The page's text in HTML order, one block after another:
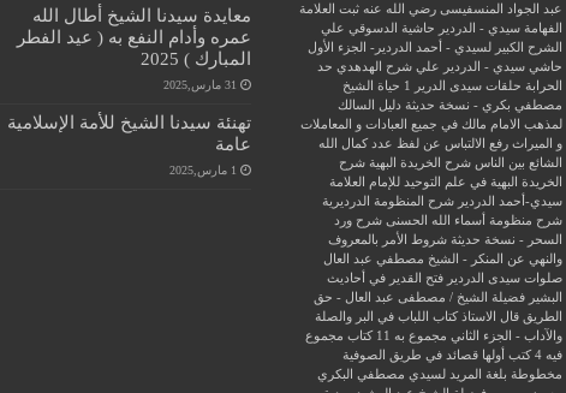
عبد الجواد المنسفيسى رضي الله عنه ثبت العلامة
الفهامة سيدي - الدردير
حاشية الدسوقي علي
الشرح الكبير لسيدي - أحمد الدردير- الجزء الأول
حاشي سيدي - الدردير علي شرح الهدهدي حد
الحرابة حلقات سيدى الدرير 1
حياة الشيخ
مصطفي بكري - نسخة حديثة دليل السالك
لمذهب الامام مالك في جميع العبادات و المعاملات
و الميراث رفع الالتباس عن لفظ عدد كمال الله
الشائع بين الناس شرح الخريدة البهية شرح
الخريدة البهية في علم التوحيد للإمام العلامة
سيدي-أحمد الدردير شرح المنظومة الدرديرية
شرح منظومة أسماء الله الحسنى شرح ورد
السحر - نسخة حديثة شروط الأمر بالمعروف
والنهي عن المنكر - الشيخ مصطفي عبد العال
صلوات سيدى الدردير فتح القدير في أحاديث
البشير فضيلة الشيخ / مصطفى عبد العال - حق
الطريق
قال الاستاذ كتاب اللباب في البر والصلة
والآداب - الجزء الثاني مجموع به 11 كتاب
مجموع
فيه 4 كتب أولها قصائد في طريق الصوفية
مخطوطة بلغة المريد لسيدي مصطفي البكري
معايدة سيدنا الشيخ أطال الله
عمره وأدام النفع به ( عيد الفطر
المبارك ) 2025
31 مارس,2025
تهنئة سيدنا الشيخ للأمة الإسلامية
عامة
1 مارس,2025